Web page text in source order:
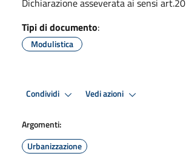
Tipi di documento:
Modulistica
Condividi Vedi azioni
Argomenti:
Urbanizzazione